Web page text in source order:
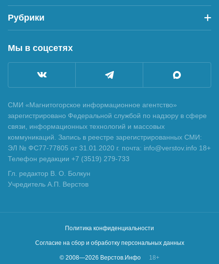
Рубрики
Мы в соцсетях
СМИ «Магнитогорское информационное агентство»
зарегистрировано Федеральной службой по надзору в сфере
связи, информационных технологий и массовых
коммуникаций. Запись в реестре зарегистрированных СМИ:
ЭЛ № ФС77-77805 от 31.01.2020 г. почта: info@verstov.info 18+
Телефон редакции +7 (3519) 279-733
Гл. редактор В. О. Болкун
Учредитель А.П. Верстов
Политика конфиденциальности
Согласие на сбор и обработку персональных данных
© 2008—2026 Верстов.Инфо 18+